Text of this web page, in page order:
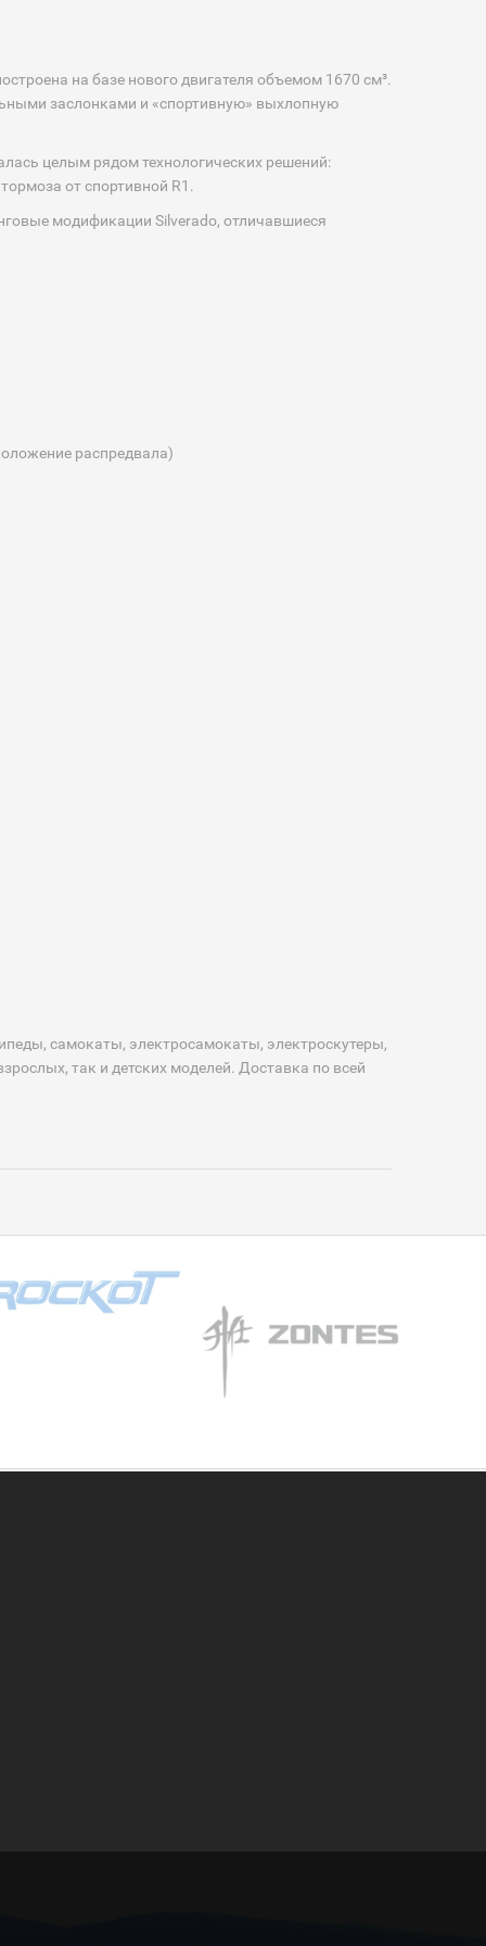
на базе нового двигателя объемом 1670 см³.
заслонками и «спортивную» выхлопную
целым рядом технологических решений:
от спортивной R1.
модификации Silverado, отличавшиеся
распредвала)
самокаты, электросамокаты, электроскутеры,
так и детских моделей. Доставка по всей